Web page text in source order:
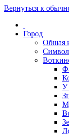
Вернуться к
Город
Общая
У